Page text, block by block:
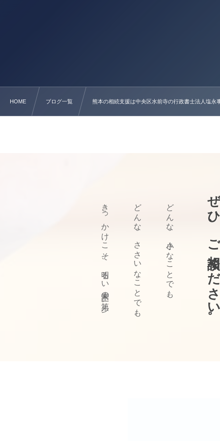
HOME ブログ一覧 熊本の相続支援は中央区水前寺の行政書士法人塩永
ぜひ、ご相
どんな、小さなことでも、
どんな、ささいなことでも、
きっかけこそ、明るい未来の第一歩。